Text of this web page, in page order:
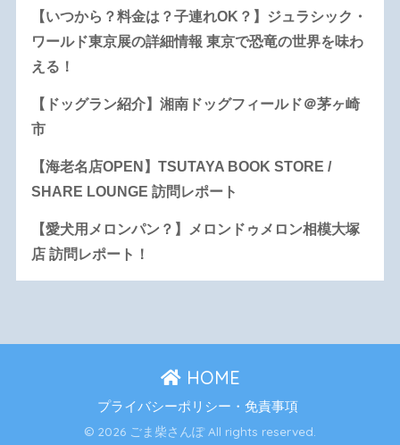
【いつから？料金は？子連れOK？】ジュラシック・
ワールド東京展の詳細情報 東京で恐竜の世界を味わ
える！
【ドッグラン紹介】湘南ドッグフィールド＠茅ヶ崎
市
【海老名店OPEN】TSUTAYA BOOK STORE /
SHARE LOUNGE 訪問レポート
【愛犬用メロンパン？】メロンドゥメロン相模大塚
店 訪問レポート！
HOME
プライバシーポリシー・免責事項
© 2026 ごま柴さんぽ All rights reserved.